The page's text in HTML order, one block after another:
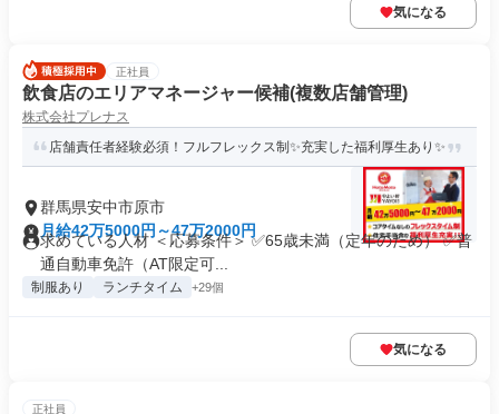
気になる
正社員
飲食店のエリアマネージャー候補(複数店舗管理)
株式会社プレナス
店舗責任者経験必須！フルフレックス制✨充実した福利厚生あり✨
群馬県安中市原市
月給42万5000円～47万2000円
求めている人材 ＜応募条件＞ ✅65歳未満（定年のため） ✅普
通自動車免許（AT限定可...
制服あり ランチタイム +29個
気になる
正社員